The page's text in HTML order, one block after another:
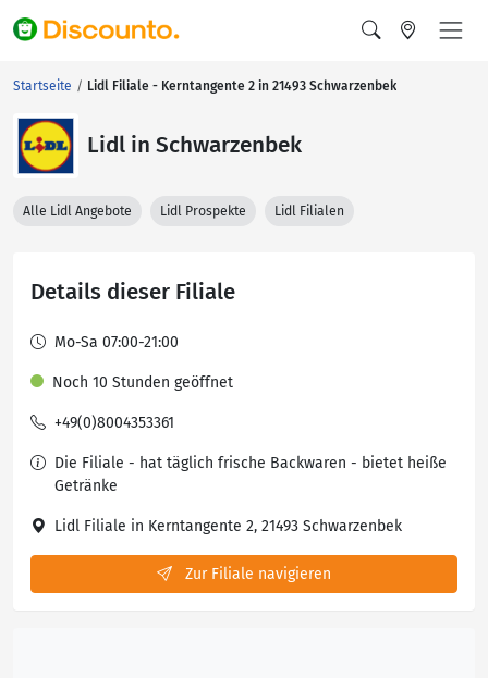
Startseite Lidl Filiale - Kerntangente 2 in 21493 Schwarzenbek
Lidl in Schwarzenbek
Alle Lidl Angebote Lidl Prospekte Lidl Filialen
Details dieser Filiale
Mo-Sa 07:00-21:00
Noch 10 Stunden geöffnet
+49(0)8004353361
Die Filiale - hat täglich frische Backwaren - bietet heiße
Getränke
Lidl Filiale in Kerntangente 2, 21493 Schwarzenbek
Zur Filiale navigieren